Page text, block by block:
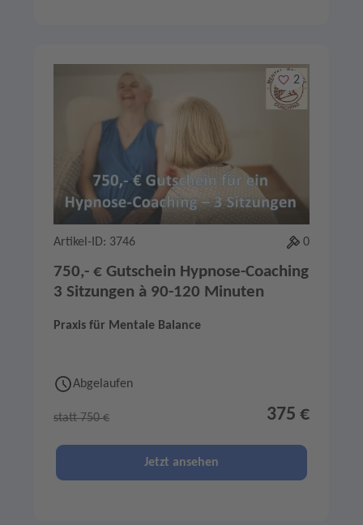
Merken
2
Artikel-ID: 3746 0
750,- € Gutschein Hypnose-Coaching
3 Sitzungen à 90-120 Minuten
Praxis für Mentale Balance
Abgelaufen
statt 750 € 375 €
Jetzt ansehen